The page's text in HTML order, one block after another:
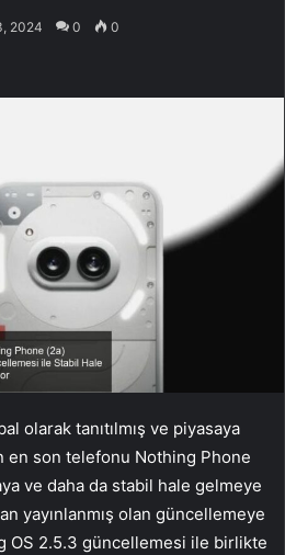
2024 0 0
olarak tanıtılmış ve piyasaya
en son telefonu Nothing Phone
ve daha da stabil hale gelmeye
yayınlanmış olan güncellemeye
OS 2.5.3 güncellemesi ile birlikte